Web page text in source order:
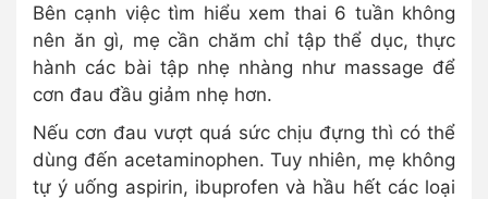
Bên cạnh việc tìm hiểu xem thai 6 tuần không
nên ăn gì, mẹ cần chăm chỉ tập thể dục, thực
hành các bài tập nhẹ nhàng như massage để
cơn đau đầu giảm nhẹ hơn.
Nếu cơn đau vượt quá sức chịu đựng thì có thể
dùng đến acetaminophen. Tuy nhiên, mẹ không
tự ý uống aspirin, ibuprofen và hầu hết các loại